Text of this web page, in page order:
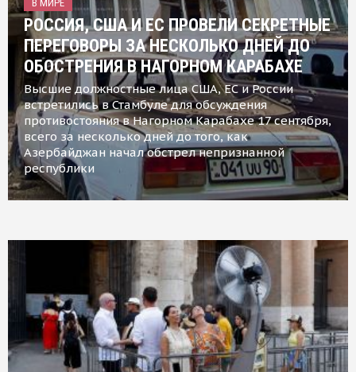
В МИРЕ
РОССИЯ, США И ЕС ПРОВЕЛИ СЕКРЕТНЫЕ
ПЕРЕГОВОРЫ ЗА НЕСКОЛЬКО ДНЕЙ ДО
ОБОСТРЕНИЯ В НАГОРНОМ КАРАБАХЕ
Высшие должностные лица США, ЕС и России
встретились в Стамбуле для обсуждения
противостояния в Нагорном Карабахе 17 сентября,
всего за несколько дней до того, как
Азербайджан начал обстрел непризнанной
республики